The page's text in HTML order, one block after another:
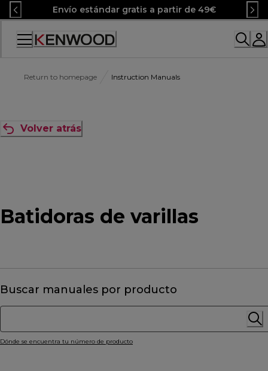
Skip
to
Content
Envío estándar gratis a partir de 49€
Accessibility
Return to homepage Instruction Manuals
Volver atrás
Batidoras de varillas
Buscar manuales por producto
Dónde se encuentra tu número de producto